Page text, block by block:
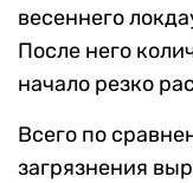
весеннего
После него
начало резко
Всего по
загрязнения